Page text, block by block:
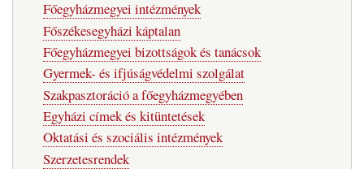
Főegyházmegyei intézmények
Főszékesegyházi káptalan
Főegyházmegyei bizottságok és tanácsok
Gyermek- és ifjúságvédelmi szolgálat
Szakpasztoráció a főegyházmegyében
Egyházi címek és kitüntetések
Oktatási és szociális intézmények
Szerzetesrendek